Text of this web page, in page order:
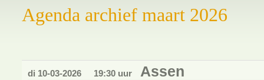
Agenda archief maart 2026
di 10-03-2026 19:30 uur Assen